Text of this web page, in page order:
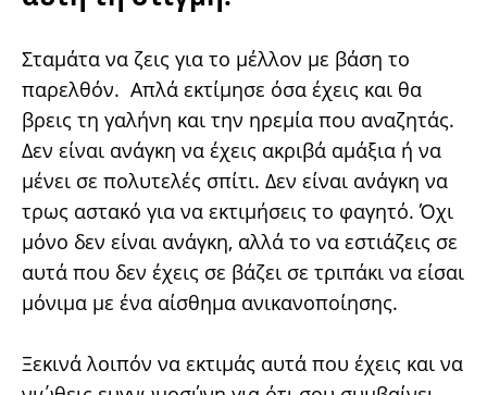
Σταμάτα να ζεις για το μέλλον με βάση το
παρελθόν. Απλά εκτίμησε όσα έχεις και θα
βρεις τη γαλήνη και την ηρεμία που αναζητάς.
Δεν είναι ανάγκη να έχεις ακριβά αμάξια ή να
μένει σε πολυτελές σπίτι. Δεν είναι ανάγκη να
τρως αστακό για να εκτιμήσεις το φαγητό. Όχι
μόνο δεν είναι ανάγκη, αλλά το να εστιάζεις σε
αυτά που δεν έχεις σε βάζει σε τριπάκι να είσαι
μόνιμα με ένα αίσθημα ανικανοποίησης.
Ξεκινά λοιπόν να εκτιμάς αυτά που έχεις και να